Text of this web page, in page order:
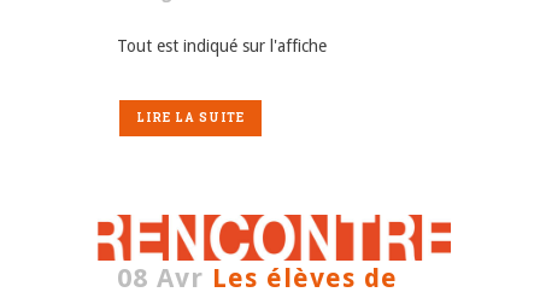
Tout est indiqué sur l'affiche
LIRE LA SUITE
08 Avr Les élèves de